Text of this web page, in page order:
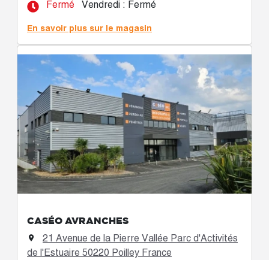
Fermé Vendredi : Fermé
En savoir plus sur le magasin
CASÉO AVRANCHES

21 Avenue de la Pierre Vallée Parc d'Activités
de l'Estuaire 50220 Poilley France